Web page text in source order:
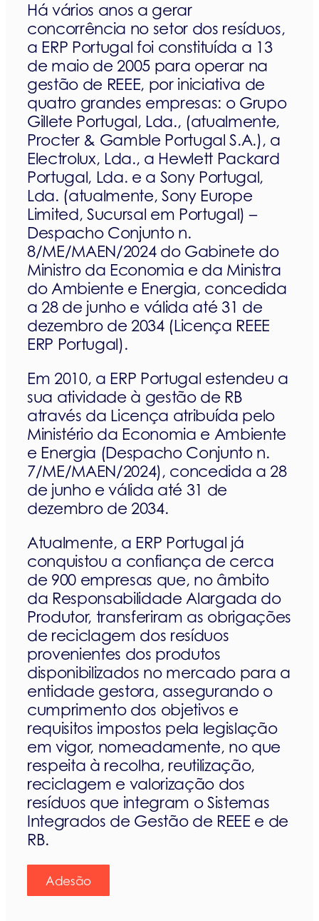
Há vários anos a gerar
concorrência no setor dos resíduos,
a ERP Portugal foi constituída a 13
de maio de 2005 para operar na
gestão de REEE, por iniciativa de
quatro grandes empresas: o Grupo
Gillete Portugal, Lda., (atualmente,
Procter & Gamble Portugal S.A.), a
Electrolux, Lda., a Hewlett Packard
Portugal, Lda. e a Sony Portugal,
Lda. (atualmente, Sony Europe
Limited, Sucursal em Portugal) –
Despacho Conjunto n.
8/ME/MAEN/2024 do Gabinete do
Ministro da Economia e da Ministra
do Ambiente e Energia, concedida
a 28 de junho e válida até 31 de
dezembro de 2034 (Licença REEE
ERP Portugal).
Em 2010, a ERP Portugal estendeu a
sua atividade à gestão de RB
através da Licença atribuída pelo
Ministério da Economia e Ambiente
e Energia (Despacho Conjunto n.
7/ME/MAEN/2024), concedida a 28
de junho e válida até 31 de
dezembro de 2034.
Atualmente, a ERP Portugal já
conquistou a confiança de cerca
de 900 empresas que, no âmbito
da Responsabilidade Alargada do
Produtor, transferiram as obrigações
de reciclagem dos resíduos
provenientes dos produtos
disponibilizados no mercado para a
entidade gestora, assegurando o
cumprimento dos objetivos e
requisitos impostos pela legislação
em vigor, nomeadamente, no que
respeita à recolha, reutilização,
reciclagem e valorização dos
resíduos que integram o Sistemas
Integrados de Gestão de REEE e de
RB.
Adesão